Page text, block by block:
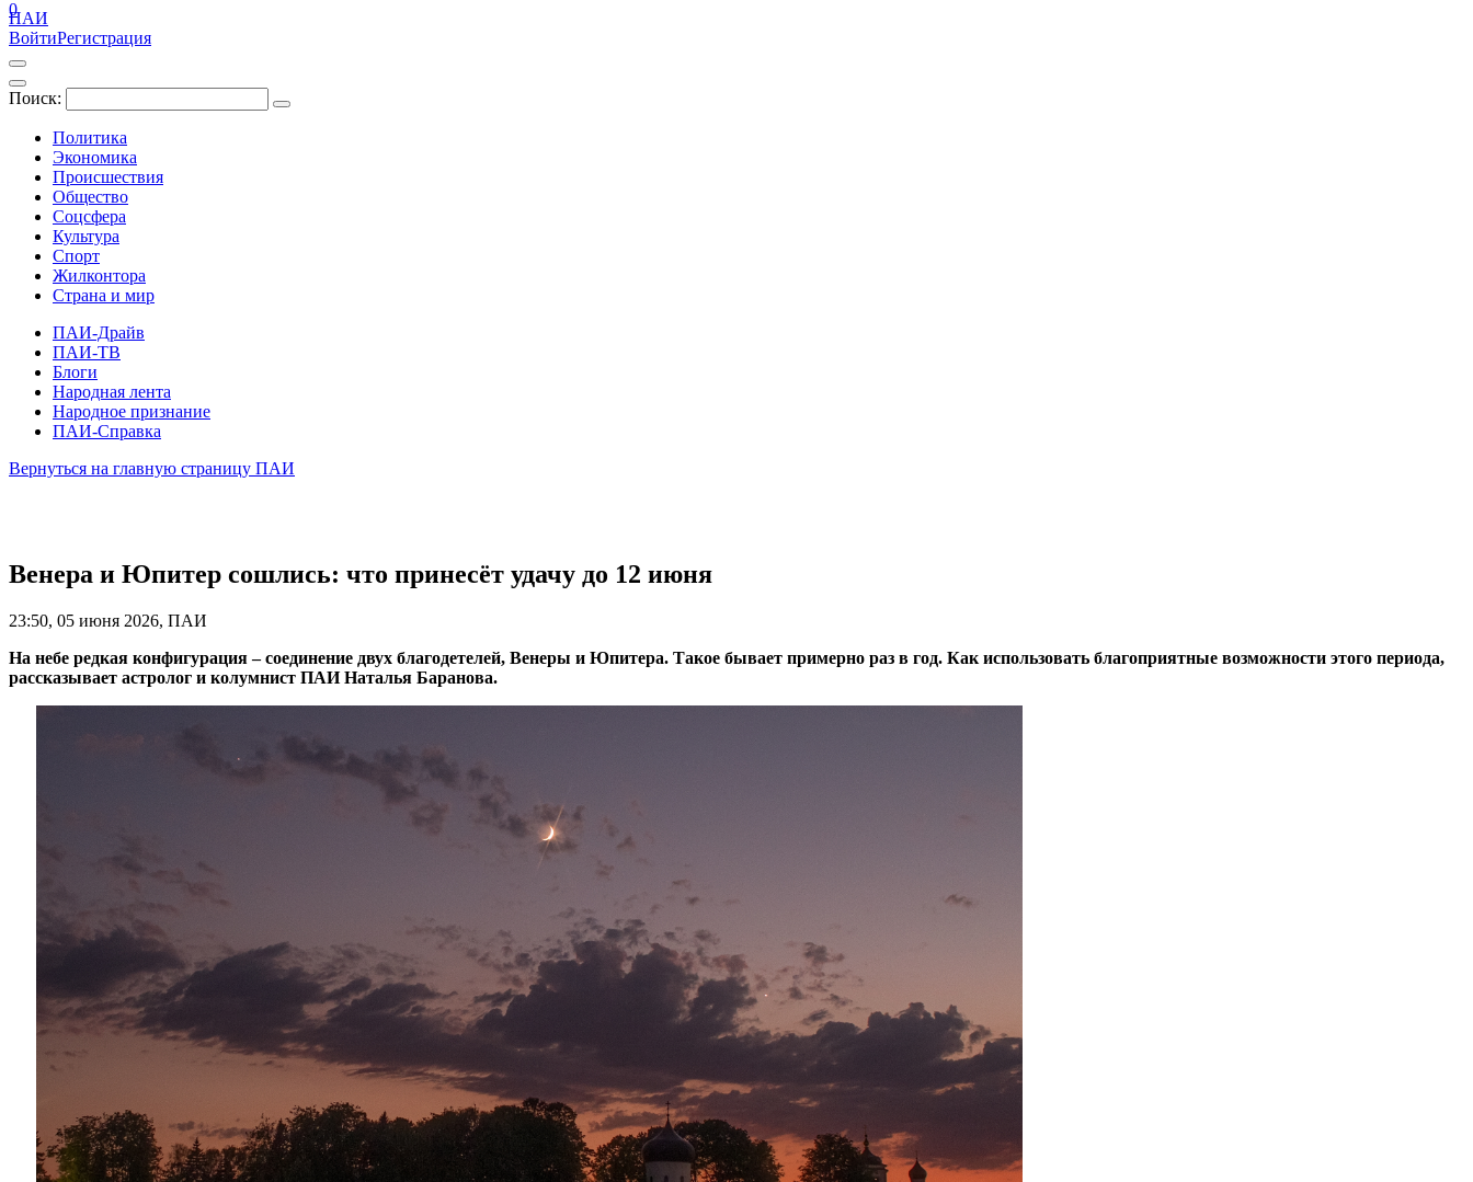
ПАИ
ВойтиРегистрация
Поиск:
Политика
Экономика
Происшествия
Общество
Соцсфера
Культура
Спорт
Жилконтора
Страна и мир
ПАИ-Драйв
ПАИ-ТВ
Блоги
Народная лента
Народное признание
ПАИ-Справка
0
Вернуться на главную страницу ПАИ
Венера и Юпитер сошлись: что принесёт удачу до 12 июня
23:50, 05 июня 2026, ПАИ
На небе редкая конфигурация – соединение двух благодетелей, Венеры и Юпитера. Такое бывает примерно раз в год. Как использовать благоприятные возможности этого периода,
рассказывает астролог и колумнист ПАИ Наталья Баранова.